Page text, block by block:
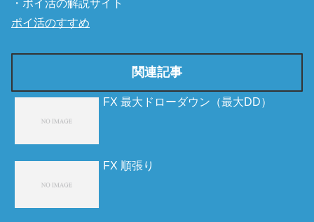
・ポイ活の解説サイト
ポイ活のすすめ
関連記事
FX 最大ドローダウン（最大DD）
FX 順張り